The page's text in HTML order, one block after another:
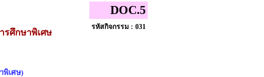
รศึกษาพิเศษ
พิเศษ)
DOC.5
รหัสกิจกรรม : 031